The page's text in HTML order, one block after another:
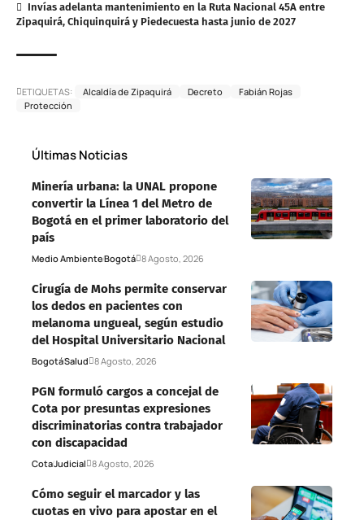
Invías adelanta mantenimiento en la Ruta Nacional 45A entre
Zipaquirá, Chiquinquirá y Piedecuesta hasta junio de 2027
ETIQUETAS: Alcaldía de Zipaquirá Decreto
Fabián Rojas
Protección
Últimas Noticias
Minería urbana: la UNAL propone
convertir la Línea 1 del Metro de
Bogotá en el primer laboratorio del
país
Medio AmbienteBogotá 8 Agosto, 2026
Cirugía de Mohs permite conservar
los dedos en pacientes con
melanoma ungueal, según estudio
del Hospital Universitario Nacional
BogotáSalud 8 Agosto, 2026
PGN formuló cargos a concejal de
Cota por presuntas expresiones
discriminatorias contra trabajador
con discapacidad
CotaJudicial 8 Agosto, 2026
Cómo seguir el marcador y las
cuotas en vivo para apostar en el